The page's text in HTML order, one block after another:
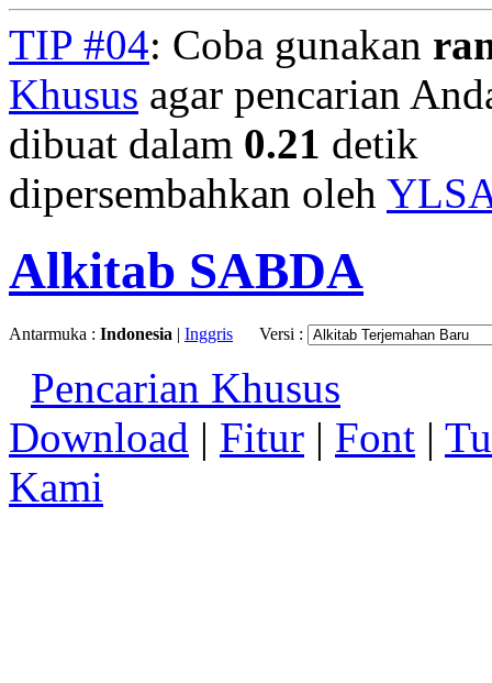
TIP #04: Coba gunakan
Khusus agar pencarian
dibuat dalam 0.21 detik
dipersembahkan oleh
Alkitab SABDA
Antarmuka : Indonesia | Inggris Versi :
Pencarian Khusus
Download | Fitur | Font |
Kami